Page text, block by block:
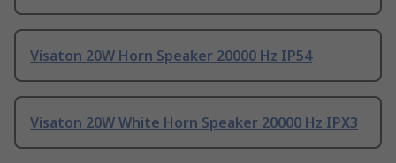
Visaton 20W Horn Speaker 20000 Hz IP54
Visaton 20W White Horn Speaker 20000 Hz IPX3